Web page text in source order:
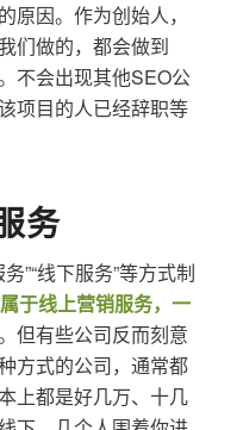
原因。作为创始人，
们做的，都会做到
不会出现其他SEO公
项目的人已经辞职等
务
”“线下服务”等方式制
于线上营销服务，一
但有些公司反而刻意
方式的公司，通常都
上都是好几万、十几